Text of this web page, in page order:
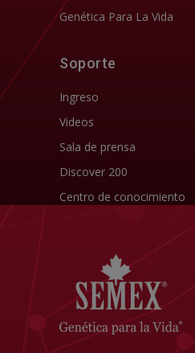
Genética Para La Vida
Soporte
Ingreso
Videos
Sala de prensa
Discover 200
Centro de conocimiento